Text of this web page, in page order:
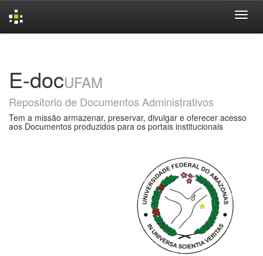
E-docUFAM
Repositorio de Documentos Administrativos
Tem a missão armazenar, preservar, divulgar e oferecer acesso
aos Documentos produzidos para os portais institucionais